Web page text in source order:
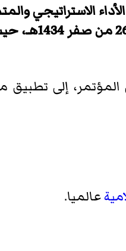
الاستراتيجي
شعار: «تجارب وتطبيقات متميزة»، في
إلى تطبيق
عالميا.